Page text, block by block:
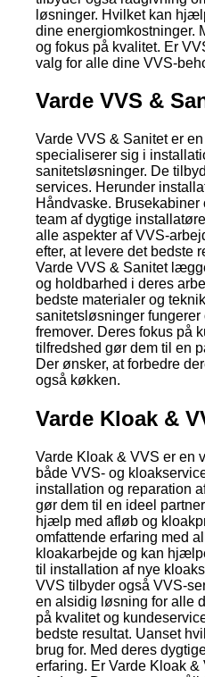
løsninger. Hvilket kan
dine energiomkostninger.
og fokus på kvalitet. Er
valg for alle dine VVS-
Varde VVS &
Varde VVS & Sanitet er
specialiserer sig i
sanitetsløsninger. De
services. Herunder
Håndvaske. Brusekabiner
team af dygtige
alle aspekter af VVS-
efter, at levere det bedste
Varde VVS & Sanitet
og holdbarhed i deres
bedste materialer og
sanitetsløsninger fungerer
fremover. Deres fokus på
tilfredshed gør dem til en
Der ønsker, at forbedre
også køkken.
Varde Kloak &
Varde Kloak & VVS er en
både VVS- og
installation og reparation
gør dem til en ideel
hjælp med afløb og
omfattende erfaring med
kloakarbejde og kan
til installation af nye
VVS tilbyder også VVS-
en alsidig løsning for alle
på kvalitet og
bedste resultat. Uanset
brug for. Med deres
erfaring. Er Varde Kloak